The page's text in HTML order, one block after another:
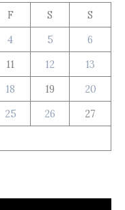
F S
S
4 5
6
11 12
13
18 19
20
25 26
27